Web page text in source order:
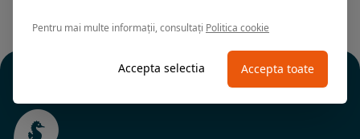
Pentru mai multe informații, consultați Politica cookie
Accepta selectia Accepta toate